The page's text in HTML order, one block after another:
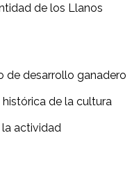
de los Llanos
de desarrollo ganadero
de la cultura
actividad